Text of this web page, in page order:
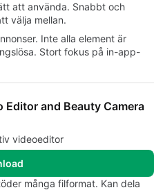
att använda. Snabbt och
välja mellan.
Inte alla element är
Stort fokus på in-app-
Editor and Beauty Camera
videoeditor
många filformat. Kan dela